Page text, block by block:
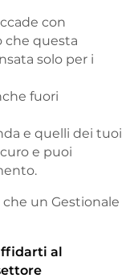
con
che questa
solo per i
fuori
e quelli dei tuoi
e puoi
un Gestionale
al